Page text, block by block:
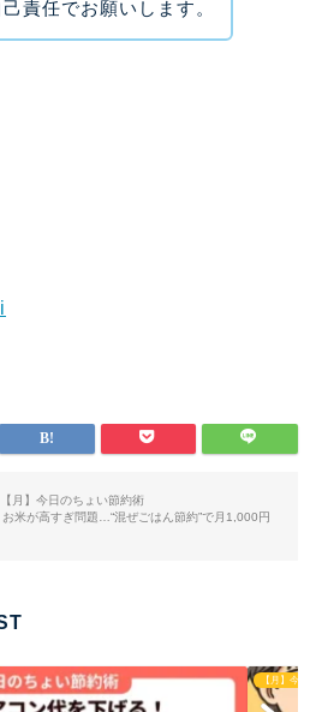
責任でお願いします。
【月】今日のちょい節約術
米が高すぎ問題…“混ぜごはん節約”で月1,000円
【月】今日